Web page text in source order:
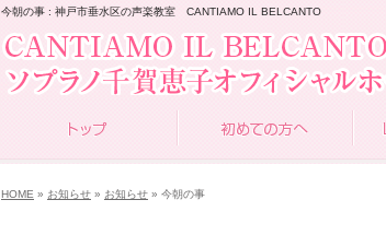
今朝の事 : 神戸市垂水区の声楽教室 CANTIAMO IL BELCANTO
HOME » お知らせ » お知らせ » 今朝の事